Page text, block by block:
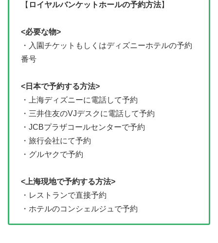
【 ロイヤルバンケットホールの予約方法】
<必要な物>
・入園チケットもしくはディズニーホテルの予約
番号
<日本で予約する方法>
・上海ディズニーに電話して予約
・三井住友のVJデスクに電話して予約
・JCBプラザコールセンターで予約
・旅行会社にて予約
・グルヤクで予約
<上海現地で予約する方法>
・レストランで直接予約
・ホテルのコンシェルジュで予約